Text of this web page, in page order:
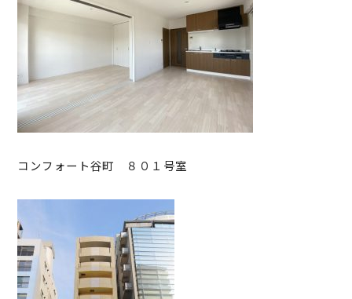
コンフォート谷町 ８０１号室